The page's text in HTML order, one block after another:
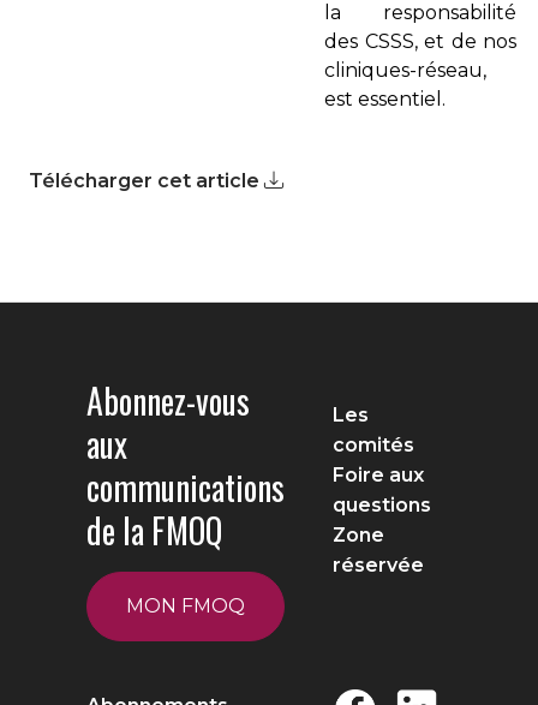
la responsabilité
des CSSS, et de nos
cliniques-réseau,
est essentiel.
Télécharger cet article
Abonnez-vous
aux
communications
de la FMOQ
MON FMOQ
Les
comités
Foire aux
questions
Zone
réservée